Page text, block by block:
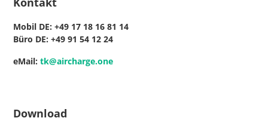
Mobil DE: +49 17 18 16 81 14
Büro DE: +4991 54 12 24
eMail:tk@aircharge.one
Download